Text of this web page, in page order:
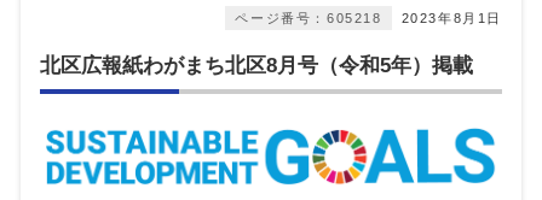
2023年8月1日
ページ番号：605218
北区広報紙わがまち北区8月号（令和5年）掲載